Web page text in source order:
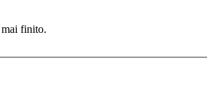
mai finito.